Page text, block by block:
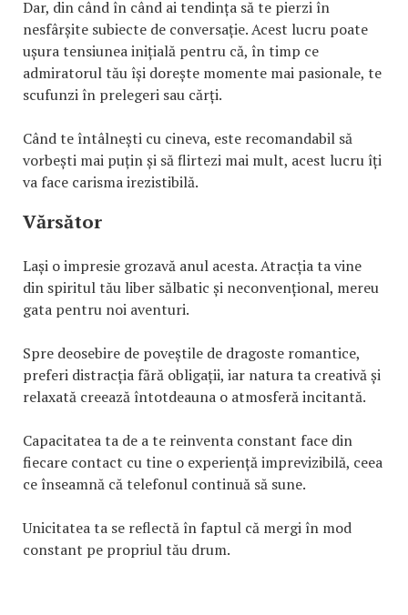
Dar, din când în când ai tendința să te pierzi în
nesfârșite subiecte de conversație. Acest lucru poate
ușura tensiunea inițială pentru că, în timp ce
admiratorul tău își dorește momente mai pasionale, te
scufunzi în prelegeri sau cărți.
Când te întâlnești cu cineva, este recomandabil să
vorbești mai puțin și să flirtezi mai mult, acest lucru îți
va face carisma irezistibilă.
Vărsător
Lași o impresie grozavă anul acesta. Atracția ta vine
din spiritul tău liber sălbatic și neconvențional, mereu
gata pentru noi aventuri.
Spre deosebire de poveștile de dragoste romantice,
preferi distracția fără obligații, iar natura ta creativă și
relaxată creează întotdeauna o atmosferă incitantă.
Capacitatea ta de a te reinventa constant face din
fiecare contact cu tine o experiență imprevizibilă, ceea
ce înseamnă că telefonul continuă să sune.
Unicitatea ta se reflectă în faptul că mergi în mod
constant pe propriul tău drum.